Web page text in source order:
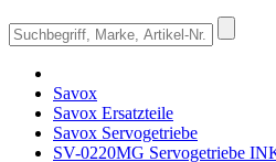
Savox
Savox Ersatzteile
Savox Servogetriebe
SV-0220MG Servogetriebe